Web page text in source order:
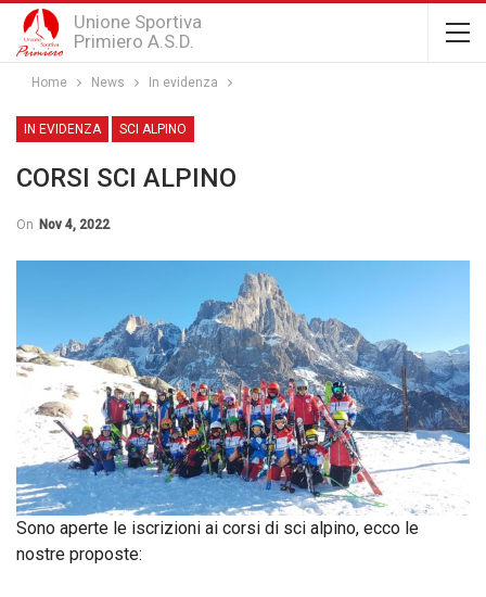
Unione Sportiva
Primiero A.S.D.
Home News In evidenza
IN EVIDENZA SCI ALPINO
CORSI SCI ALPINO
On Nov 4, 2022
Sono aperte le iscrizioni ai corsi di sci alpino, ecco le
nostre proposte: